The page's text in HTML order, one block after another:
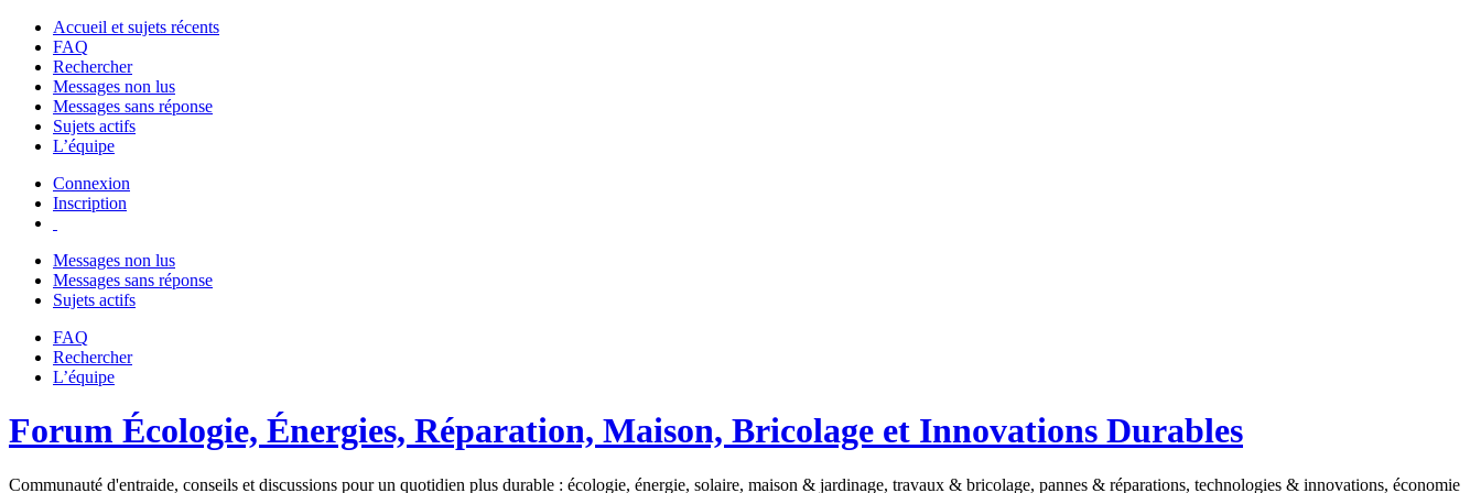
Accueil et sujets récents
FAQ
Rechercher
Messages non lus
Messages sans réponse
Sujets actifs
L’équipe
Connexion
Inscription
Messages non lus
Messages sans réponse
Sujets actifs
FAQ
Rechercher
L’équipe
Forum Écologie, Énergies, Réparation, Maison, Bricolage et Innovations Durables
Communauté d'entraide, conseils et discussions pour un quotidien plus durable : écologie, énergie, solaire, maison & jardinage, travaux & bricolage, pannes & réparations, technologies & innovations, économie